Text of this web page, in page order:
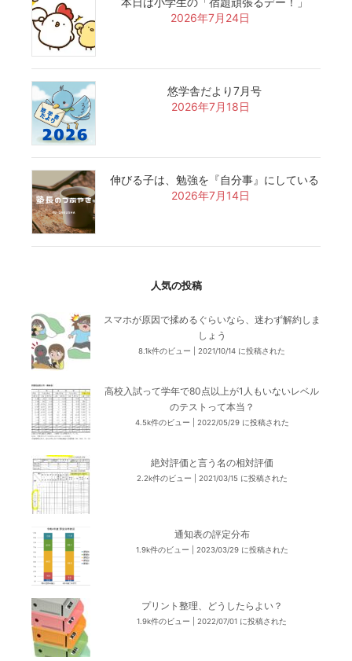
2026年7月24日
悠学舎だより7月号
2026年7月18日
伸びる子は、勉強を『自分事』にしている
2026年7月14日
人気の投稿
スマホが原因で揉めるぐらいなら、迷わず解約しま
しょう
8.1k件のビュー 2021/10/14 に投稿された
高校入試って学年で80点以上が1人もいないレベル
のテストって本当？
4.5k件のビュー 2022/05/29 に投稿された
絶対評価と言う名の相対評価
2.2k件のビュー 2021/03/15 に投稿された
通知表の評定分布
1.9k件のビュー 2023/03/29 に投稿された
プリント整理、どうしたらよい？
1.9k件のビュー 2022/07/01 に投稿された